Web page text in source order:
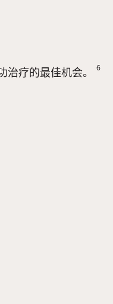
疗的最佳机会。 6